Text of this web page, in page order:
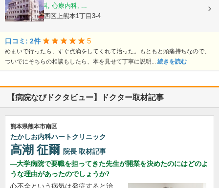
内科, 神経内科, 心療内科, ...
熊本県熊本市西区上熊本1丁目3-4
口コミ: 2件 5
めまいで行ったら、すぐ点滴をしてくれて治った。もともと頭痛持ちなので、
ついでにそちらの相談もしたら、本を見せて丁寧に説明... 続きを読む
【病院なびドクタビュー】ドクター取材記事
熊本県熊本市南区
たかしお内科ハートクリニック
高潮 征爾 院長 取材記事
大学病院で要職を担ってきた先生が開業を決めたのにはどのよ
うな理由があったのでしょうか?
心不全という病気は発症すると治